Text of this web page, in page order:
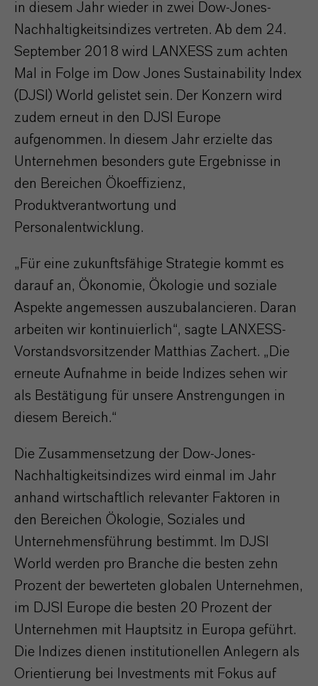
in diesem Jahr wieder in zwei Dow-Jones-
Nachhaltigkeitsindizes vertreten. Ab dem 24.
September 2018 wird LANXESS zum achten
Mal in Folge im Dow Jones Sustainability Index
(DJSI) World gelistet sein. Der Konzern wird
zudem erneut in den DJSI Europe
aufgenommen. In diesem Jahr erzielte das
Unternehmen besonders gute Ergebnisse in
den Bereichen Ökoeffizienz,
Produktverantwortung und
Personalentwicklung.
„Für eine zukunftsfähige Strategie kommt es
darauf an, Ökonomie, Ökologie und soziale
Aspekte angemessen auszubalancieren. Daran
arbeiten wir kontinuierlich“, sagte LANXESS-
Vorstandsvorsitzender Matthias Zachert. „Die
erneute Aufnahme in beide Indizes sehen wir
als Bestätigung für unsere Anstrengungen in
diesem Bereich.“
Die Zusammensetzung der Dow-Jones-
Nachhaltigkeitsindizes wird einmal im Jahr
anhand wirtschaftlich relevanter Faktoren in
den Bereichen Ökologie, Soziales und
Unternehmensführung bestimmt. Im DJSI
World werden pro Branche die besten zehn
Prozent der bewerteten globalen Unternehmen,
im DJSI Europe die besten 20 Prozent der
Unternehmen mit Hauptsitz in Europa geführt.
Die Indizes dienen institutionellen Anlegern als
Orientierung bei Investments mit Fokus auf